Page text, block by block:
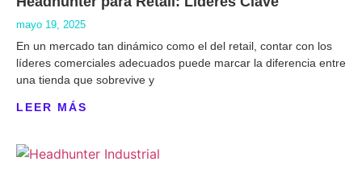
mayo 19, 2025
En un mercado tan dinámico como el del retail, contar con los
líderes comerciales adecuados puede marcar la diferencia entre
una tienda que sobrevive y
LEER MÁS